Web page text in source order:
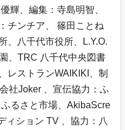
輝、編集：寺島明智、
チンチア、 篠田ことね
、八千代市役所、L.Y.O.
、TRC 八千代中央図書
レストランWAIKIKI、制
社Joker 、宣伝協力：ふ
るさと市場、AkibaScre
ィション TV 、協力：八